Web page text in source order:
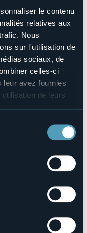
le contenu
relatives aux
Nous
sur l'utilisation de
sociaux, de
celles-ci
leur avez fournies
de leurs
cliquez ici